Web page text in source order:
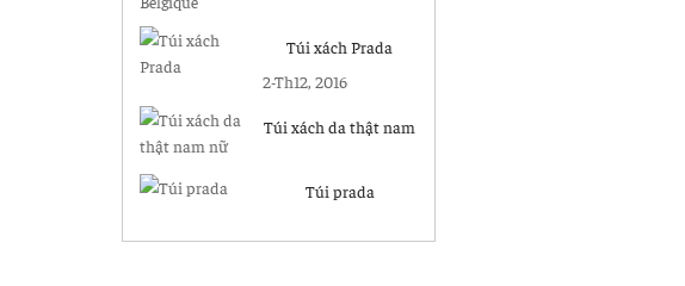
Túi xách Prada
2-Th12, 2016
Túi xách da thật nam
Túi prada